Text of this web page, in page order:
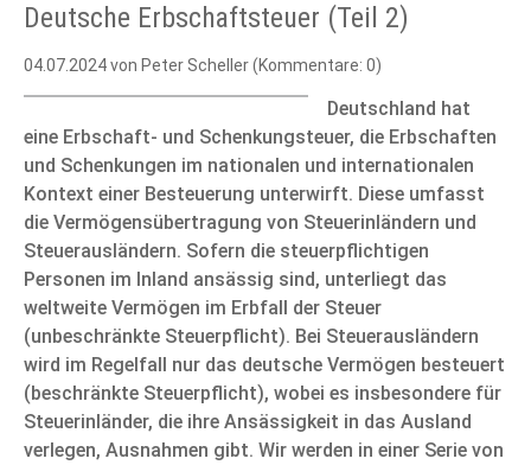
Deutsche Erbschaftsteuer (Teil 2)
04.07.2024von Peter Scheller (Kommentare: 0)
Deutschland hat
eine Erbschaft- und Schenkungsteuer, die Erbschaften
und Schenkungen im nationalen und internationalen
Kontext einer Besteuerung unterwirft. Diese umfasst
die Vermögensübertragung von Steuerinländern und
Steuerausländern. Sofern die steuerpflichtigen
Personen im Inland ansässig sind, unterliegt das
weltweite Vermögen im Erbfall der Steuer
(unbeschränkte Steuerpflicht). Bei Steuerausländern
wird im Regelfall nur das deutsche Vermögen besteuert
(beschränkte Steuerpflicht), wobei es insbesondere für
Steuerinländer, die ihre Ansässigkeit in das Ausland
verlegen, Ausnahmen gibt. Wir werden in einer Serie von